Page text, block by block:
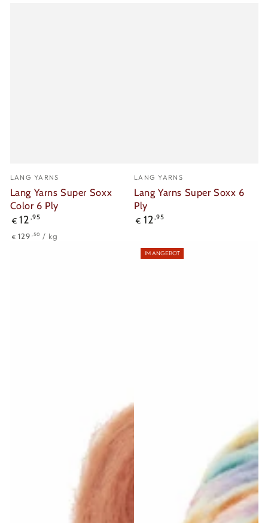
Verkäufer/in:
LANG YARNS
Lang Yarns Super Soxx
Color 6 Ply
Regulärer
Preis
€ 12 ,95
Stückpreis
€ 129 ,50 / pro
kg
Verkäufer/in:
LANG YARNS
Lang Yarns Super Soxx 6
Ply
Regulärer
€ 12,95
IM ANGEBOT